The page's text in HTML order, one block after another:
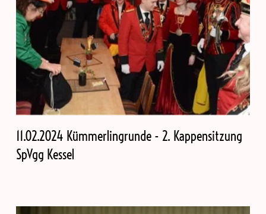
11.02.2024 Kümmerlingrunde - 2. Kappensitzung
SpVgg Kessel